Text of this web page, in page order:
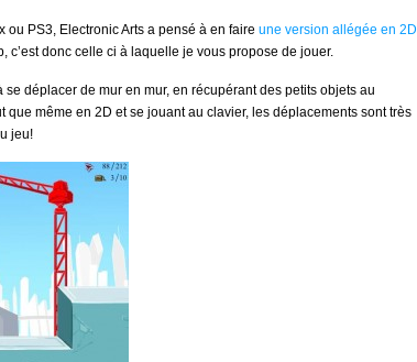
PS3, Electronic Arts a pensé à en faire une version allégée en 2D
c’est donc celle ci à laquelle je vous propose de jouer.
se déplacer de mur en mur, en récupérant des petits objets au
que même en 2D et se jouant au clavier, les déplacements sont très
jeu!